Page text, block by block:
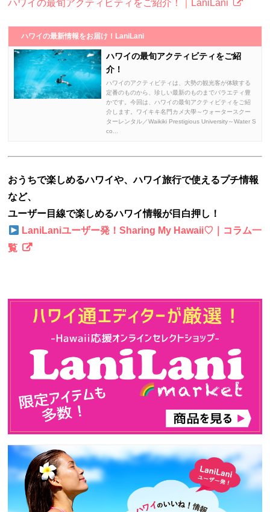
ハワイの最旬アクティビティをご紹介！｜LaniLani
ハワイの最新情報をお届け！LaniLani
ハワイの最旬アクティビティをご紹
介！
ハワイのアクティビティは、大勢の観光客が体験する
定番のものから、珍しい最新のものまでバラエティ豊
かです。今回は、ハワイの最旬アクティビティをご紹
介します。ワイキキ名門カメ大學～ウォータースクー
ターレンタル／Waikiki Prestigious University～Water S
co...
おうちで楽しめるハワイや、ハワイ旅行で使えるプチ情報
など、
ユーザー目線で楽しめるハワイ情報が目白押し！
LaniLaniユーザー発！Sharing My Hawaii♡｜コラム一
覧